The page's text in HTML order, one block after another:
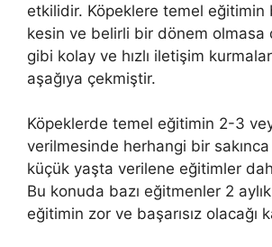
etkilidir. Köpeklere temel eğitimin
kesin ve belirli bir dönem olmasa
gibi kolay ve hızlı iletişim
aşağıya çekmiştir.
Köpeklerde temel eğitimin 2-3
verilmesinde herhangi bir
küçük yaşta verilene eğitimler
Bu konuda bazı eğitmenler 2
eğitimin zor ve başarısız olacağı